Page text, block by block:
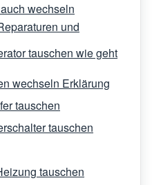
wechseln
und
tauschen wie geht
wechseln Erklärung
tauschen
tauschen
tauschen